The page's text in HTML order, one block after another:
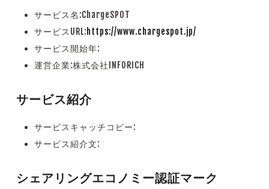
サービス名:ChargeSPOT
サービスURL:https://www.chargespot.jp/
サービス開始年:
運営企業:株式会社INFORICH
サービス紹介
サービスキャッチコピー:
サービス紹介文:
シェアリングエコノミー認証マーク